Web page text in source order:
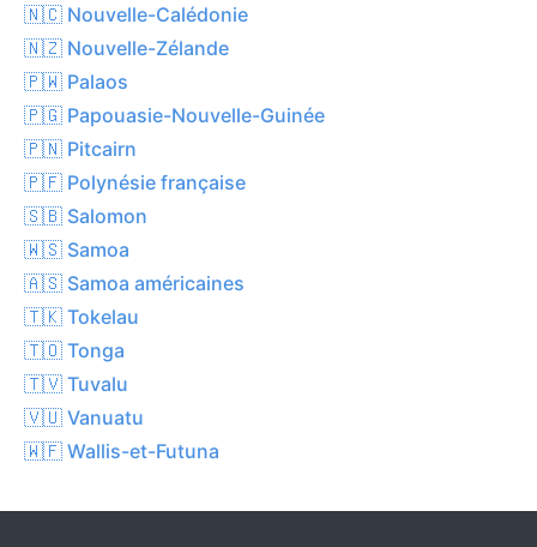
🇳🇨 Nouvelle-Calédonie
🇳🇿 Nouvelle-Zélande
🇵🇼 Palaos
🇵🇬 Papouasie-Nouvelle-Guinée
🇵🇳 Pitcairn
🇵🇫 Polynésie française
🇸🇧 Salomon
🇼🇸 Samoa
🇦🇸 Samoa américaines
🇹🇰 Tokelau
🇹🇴 Tonga
🇹🇻 Tuvalu
🇻🇺 Vanuatu
🇼🇫 Wallis-et-Futuna